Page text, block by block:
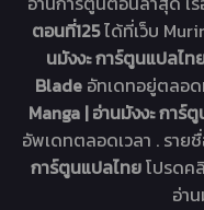
ตอนที่125ได้ที่เว็บ
นมังงะ การ์ตูนแปลไท
Blade อัทเดทอยู่ตลอ
Manga | อ่านมังงะ การ์
อัพเดทตลอดเวลา . ราย
การ์ตูนแปลไทยโปรดค
อ่า